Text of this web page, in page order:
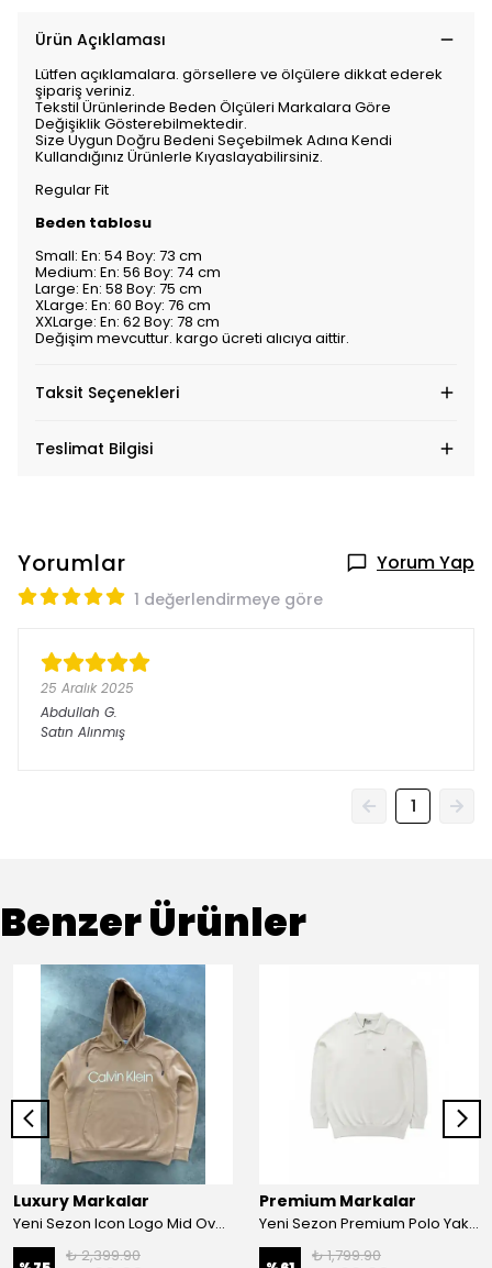
Ürün Açıklaması
Lütfen açıklamalara. görsellere ve ölçülere dikkat ederek
şipariş veriniz.
Tekstil Ürünlerinde Beden Ölçüleri Markalara Göre
Değişiklik Gösterebilmektedir.
Size Uygun Doğru Bedeni Seçebilmek Adına Kendi
Kullandığınız Ürünlerle Kıyaslayabilirsiniz.
Regular Fit
Beden tablosu
Small: En: 54 Boy: 73 cm
Medium: En: 56 Boy: 74 cm
Large: En: 58 Boy: 75 cm
XLarge: En: 60 Boy: 76 cm
XXLarge: En: 62 Boy: 78 cm
Değişim mevcuttur. kargo ücreti alıcıya aittir.
Taksit Seçenekleri
Teslimat Bilgisi
Yorumlar Yorum Yap
1 değerlendirmeye göre
25 Aralık 2025
Abdullah G.
Satın Alınmış
1
Benzer Ürünler
Luxury Markalar
Yeni Sezon Icon Logo Mid Oversize Sweatshirt
₺ 2,399.90
Premium Markalar
Yeni Sezon Premium Polo Yaka Triko
₺ 1,799.90